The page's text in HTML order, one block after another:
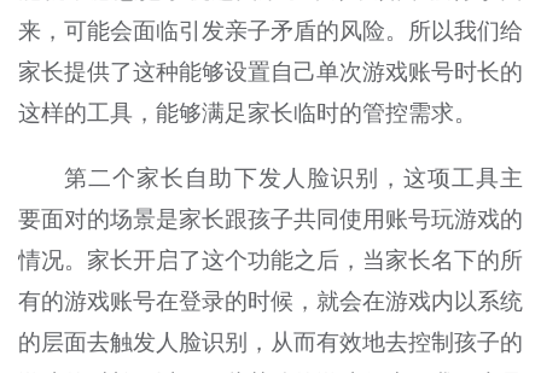
来，可能会面临引发亲子矛盾的风险。所以我们给
家长提供了这种能够设置自己单次游戏账号时长的
这样的工具，能够满足家长临时的管控需求。
第二个家长自助下发人脸识别，这项工具主
要面对的场景是家长跟孩子共同使用账号玩游戏的
情况。家长开启了这个功能之后，当家长名下的所
有的游戏账号在登录的时候，就会在游戏内以系统
的层面去触发人脸识别，从而有效地去控制孩子的